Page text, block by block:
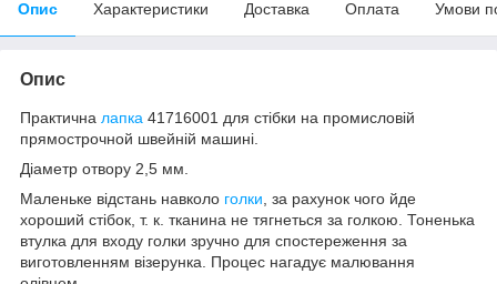
Опис Характеристики Доставка Оплата Умови
Опис
Практична лапка 41716001 для стібки на промисловій
прямострочной швейній машині.
Діаметр отвору 2,5 мм.
Маленьке відстань навколо голки , за рахунок чого йде
хороший стібок, т. к. тканина не тягнеться за голкою. Тоненька
втулка для входу голки зручно для спостереження за
виготовленням візерунка. Процес нагадує малювання